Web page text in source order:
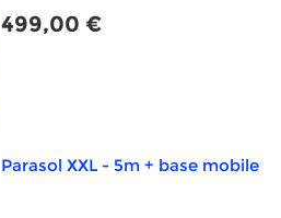
499,00 €
Parasol XXL - 5m + base mobile